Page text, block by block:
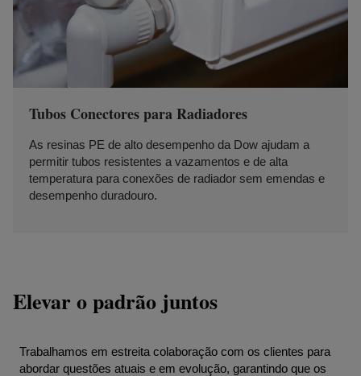
Tubos Conectores para Radiadores
As resinas PE de alto desempenho da Dow ajudam a
permitir tubos resistentes a vazamentos e de alta
temperatura para conexões de radiador sem emendas e
desempenho duradouro.
Elevar o padrão juntos
Trabalhamos em estreita colaboração com os clientes para
abordar questões atuais e em evolução, garantindo que os